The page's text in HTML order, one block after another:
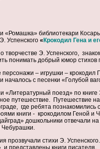
«Ромашка» библиотекари
Успенского « Крокодил Гена и
Э. Успенского,
понимать добрый юмор стихов
– игрушки – крокодил
с песенки «Голубой
поезд» по книге
путешествие. Путешествие
где ребята познакомились
книги - крокодилом Геной и
дошкольники отвечали
Чебурашки.
прозвучали стихи Э.
представлены книги писателя.